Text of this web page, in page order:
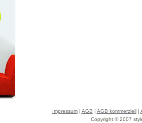
Impressum| AGB | AGB kommerziell|
Copyright © 2007